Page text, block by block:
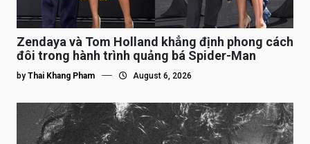
Zendaya và Tom Holland khẳng định phong cách
đôi trong hành trình quảng bá Spider-Man
by Thai Khang Pham August 6, 2026